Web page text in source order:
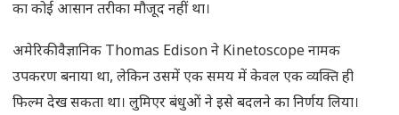
का कोई आसान तरीका मौजूद नहीं था।
अमेरिकी वैज्ञानिक Thomas Edison ने Kinetoscope नामक
उपकरण बनाया था, लेकिन उसमें एक समय में केवल एक व्यक्ति ही
फिल्म देख सकता था। लुमिएर बंधुओं ने इसे बदलने का निर्णय लिया।